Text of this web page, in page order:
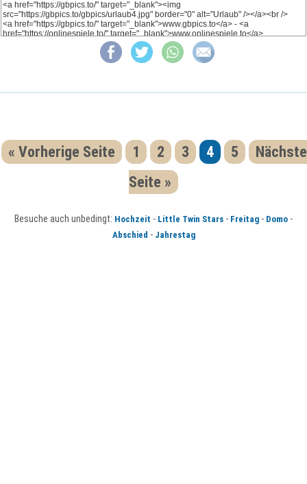
« Vorherige Seite 1 2 3 4 5
Nächste
Seite »
Besuche auch unbedingt: Hochzeit - Little Twin Stars - Freitag - Domo -
Abschied - Jahrestag